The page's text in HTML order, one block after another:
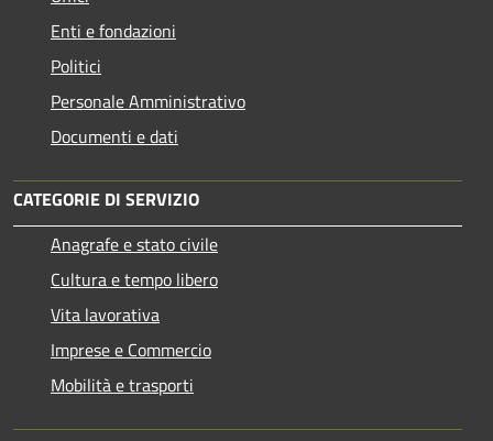
Enti e fondazioni
Politici
Personale Amministrativo
Documenti e dati
CATEGORIE DI SERVIZIO
Anagrafe e stato civile
Cultura e tempo libero
Vita lavorativa
Imprese e Commercio
Mobilità e trasporti